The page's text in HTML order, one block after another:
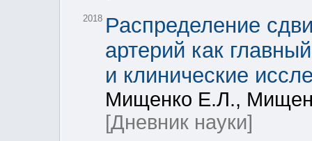
2018 Распределение
артерий как
и клинические
Мищенко Е.Л.,
[Дневник науки]